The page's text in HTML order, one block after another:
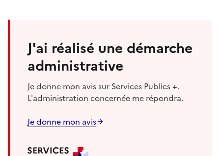
J'ai réalisé une démarche
administrative
Je donne mon avis sur Services Publics +.
L'administration concernée me répondra.
Je donne mon avis